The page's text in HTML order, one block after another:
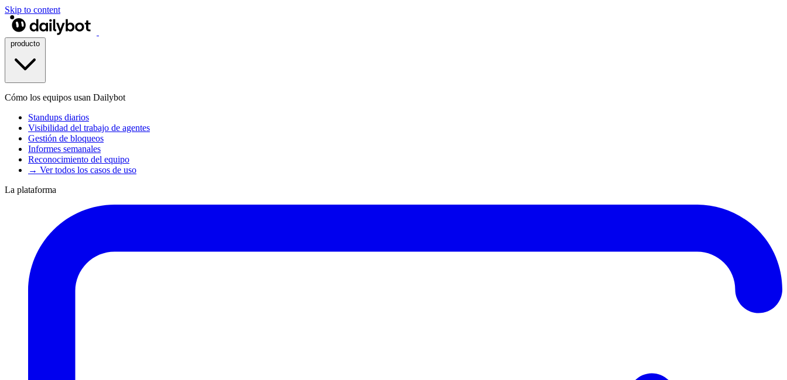
Skip to content
Cómo los equipos usan Dailybot
Standups diarios
Visibilidad del trabajo de agentes
Gestión de bloqueos
Informes semanales
Reconocimiento del equipo
→ Ver todos los casos de uso
La plataforma